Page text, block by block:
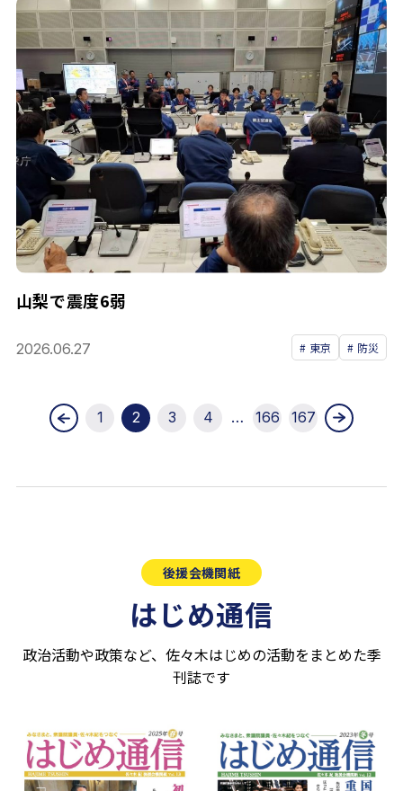
山梨で震度6弱
2026.06.27 東京 防災
1 2 3 4 … 166 167
後援会機関紙
はじめ通信
政治活動や政策など、佐々木はじめの活動をまとめた季
刊誌です